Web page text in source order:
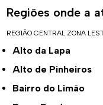
Regiões onde a
REGIÃO CENTRAL ZONA
Alto da Lapa
Alto de Pinheiros
Bairro do Limão